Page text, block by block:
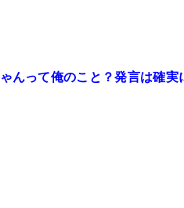
んって俺のこと？発言は確実